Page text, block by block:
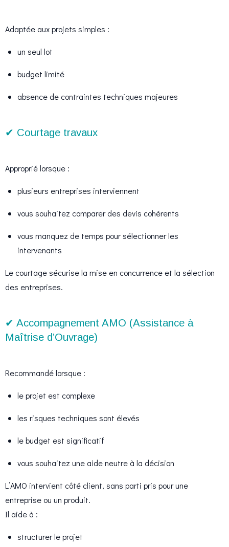
Adaptée aux projets simples :
un seul lot
budget limité
absence de contraintes techniques majeures
✔ Courtage travaux
Approprié lorsque :
plusieurs entreprises interviennent
vous souhaitez comparer des devis cohérents
vous manquez de temps pour sélectionner les
intervenants
Le courtage sécurise la mise en concurrence et la sélection
des entreprises.
✔ Accompagnement AMO (Assistance à
Maîtrise d’Ouvrage)
Recommandé lorsque :
le projet est complexe
les risques techniques sont élevés
le budget est significatif
vous souhaitez une aide neutre à la décision
L’AMO intervient côté client, sans parti pris pour une
entreprise ou un produit.
Il aide à :
structurer le projet